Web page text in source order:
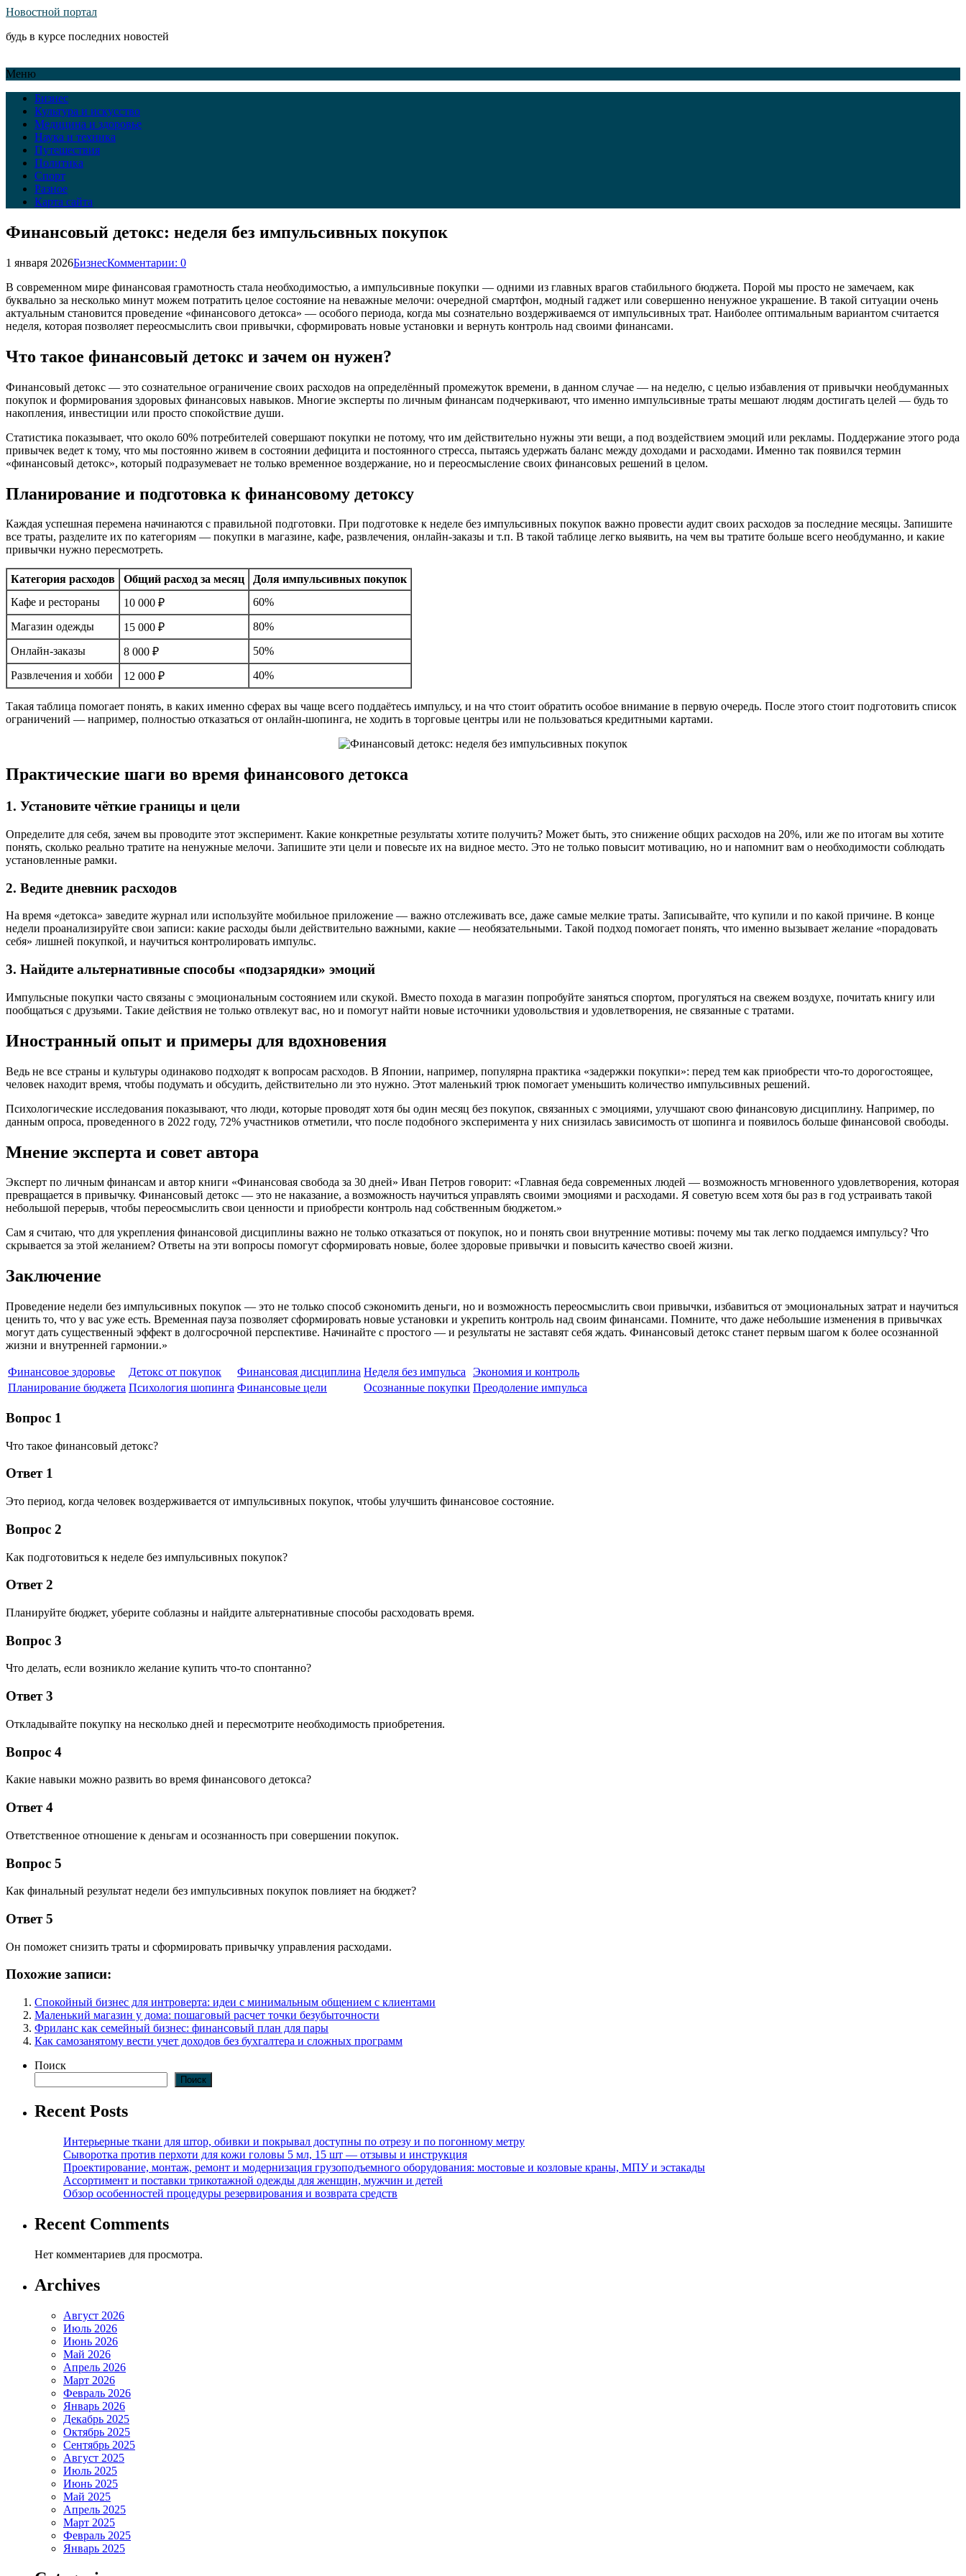
Новостной портал
будь в курсе последних новостей
Меню
Бизнес
Культура и искусство
Медицина и здоровье
Наука и техника
Путешествия
Политика
Спорт
Разное
Карта сайта
Финансовый детокс: неделя без импульсивных покупок
1 января 2026БизнесКомментарии: 0
В современном мире финансовая грамотность стала необходимостью, а импульсивные покупки — одними из главных врагов стабильного бюджета. Порой мы просто не замечаем, как
буквально за несколько минут можем потратить целое состояние на неважные мелочи: очередной смартфон, модный гаджет или совершенно ненужное украшение. В такой ситуации очень
актуальным становится проведение «финансового детокса» — особого периода, когда мы сознательно воздерживаемся от импульсивных трат. Наиболее оптимальным вариантом считается
неделя, которая позволяет переосмыслить свои привычки, сформировать новые установки и вернуть контроль над своими финансами.
Что такое финансовый детокс и зачем он нужен?
Финансовый детокс — это сознательное ограничение своих расходов на определённый промежуток времени, в данном случае — на неделю, с целью избавления от привычки необдуманных
покупок и формирования здоровых финансовых навыков. Многие эксперты по личным финансам подчеркивают, что именно импульсивные траты мешают людям достигать целей — будь то
накопления, инвестиции или просто спокойствие души.
Статистика показывает, что около 60% потребителей совершают покупки не потому, что им действительно нужны эти вещи, а под воздействием эмоций или рекламы. Поддержание этого рода
привычек ведет к тому, что мы постоянно живем в состоянии дефицита и постоянного стресса, пытаясь удержать баланс между доходами и расходами. Именно так появился термин
«финансовый детокс», который подразумевает не только временное воздержание, но и переосмысление своих финансовых решений в целом.
Планирование и подготовка к финансовому детоксу
Каждая успешная перемена начинаются с правильной подготовки. При подготовке к неделе без импульсивных покупок важно провести аудит своих расходов за последние месяцы. Запишите
все траты, разделите их по категориям — покупки в магазине, кафе, развлечения, онлайн-заказы и т.п. В такой таблице легко выявить, на чем вы тратите больше всего необдуманно, и какие
привычки нужно пересмотреть.
Категория расходов Общий расход за месяц
Доля импульсивных покупок
Кафе и рестораны
10 000 ₽
60%
Магазин одежды
15 000 ₽
80%
Онлайн-заказы
8 000 ₽
50%
Развлечения и хобби
12 000 ₽ 40%
Такая таблица помогает понять, в каких именно сферах вы чаще всего поддаётесь импульсу, и на что стоит обратить особое внимание в первую очередь. После этого стоит подготовить список
ограничений — например, полностью отказаться от онлайн-шопинга, не ходить в торговые центры или не пользоваться кредитными картами.
Практические шаги во время финансового детокса
1. Установите чёткие границы и цели
Определите для себя, зачем вы проводите этот эксперимент. Какие конкретные результаты хотите получить? Может быть, это снижение общих расходов на 20%, или же по итогам вы хотите
понять, сколько реально тратите на ненужные мелочи. Запишите эти цели и повесьте их на видное место. Это не только повысит мотивацию, но и напомнит вам о необходимости соблюдать
установленные рамки.
2. Ведите дневник расходов
На время «детокса» заведите журнал или используйте мобильное приложение — важно отслеживать все, даже самые мелкие траты. Записывайте, что купили и по какой причине. В конце
недели проанализируйте свои записи: какие расходы были действительно важными, какие — необязательными. Такой подход помогает понять, что именно вызывает желание «порадовать
себя» лишней покупкой, и научиться контролировать импульс.
3. Найдите альтернативные способы «подзарядки» эмоций
Импульсные покупки часто связаны с эмоциональным состоянием или скукой. Вместо похода в магазин попробуйте заняться спортом, прогуляться на свежем воздухе, почитать книгу или
пообщаться с друзьями. Такие действия не только отвлекут вас, но и помогут найти новые источники удовольствия и удовлетворения, не связанные с тратами.
Иностранный опыт и примеры для вдохновения
Ведь не все страны и культуры одинаково подходят к вопросам расходов. В Японии, например, популярна практика «задержки покупки»: перед тем как приобрести что-то дорогостоящее,
человек находит время, чтобы подумать и обсудить, действительно ли это нужно. Этот маленький трюк помогает уменьшить количество импульсивных решений.
Психологические исследования показывают, что люди, которые проводят хотя бы один месяц без покупок, связанных с эмоциями, улучшают свою финансовую дисциплину. Например, по
данным опроса, проведенного в 2022 году, 72% участников отметили, что после подобного эксперимента у них снизилась зависимость от шопинга и появилось больше финансовой свободы.
Мнение эксперта и совет автора
Эксперт по личным финансам и автор книги «Финансовая свобода за 30 дней» Иван Петров говорит: «Главная беда современных людей — возможность мгновенного удовлетворения, которая
превращается в привычку. Финансовый детокс — это не наказание, а возможность научиться управлять своими эмоциями и расходами. Я советую всем хотя бы раз в год устраивать такой
небольшой перерыв, чтобы переосмыслить свои ценности и приобрести контроль над собственным бюджетом.»
Сам я считаю, что для укрепления финансовой дисциплины важно не только отказаться от покупок, но и понять свои внутренние мотивы: почему мы так легко поддаемся импульсу? Что
скрывается за этой желанием? Ответы на эти вопросы помогут сформировать новые, более здоровые привычки и повысить качество своей жизни.
Заключение
Проведение недели без импульсивных покупок — это не только способ сэкономить деньги, но и возможность переосмыслить свои привычки, избавиться от эмоциональных затрат и научиться
ценить то, что у вас уже есть. Временная пауза позволяет сформировать новые установки и укрепить контроль над своим финансами. Помните, что даже небольшие изменения в привычках
могут дать существенный эффект в долгосрочной перспективе. Начинайте с простого — и результаты не заставят себя ждать. Финансовый детокс станет первым шагом к более осознанной
жизни и внутренней гармонии.»
Финансовое здоровье Детокс от покупок Финансовая дисциплина Неделя без импульса
Экономия и контроль
Планирование бюджета Психология шопинга Финансовые цели Осознанные покупки Преодоление импульса
Вопрос 1
Что такое финансовый детокс?
Ответ 1
Это период, когда человек воздерживается от импульсивных покупок, чтобы улучшить финансовое состояние.
Вопрос 2
Как подготовиться к неделе без импульсивных покупок?
Ответ 2
Планируйте бюджет, уберите соблазны и найдите альтернативные способы расходовать время.
Вопрос 3
Что делать, если возникло желание купить что-то спонтанно?
Ответ 3
Откладывайте покупку на несколько дней и пересмотрите необходимость приобретения.
Вопрос 4
Какие навыки можно развить во время финансового детокса?
Ответ 4
Ответственное отношение к деньгам и осознанность при совершении покупок.
Вопрос 5
Как финальный результат недели без импульсивных покупок повлияет на бюджет?
Ответ 5
Он поможет снизить траты и сформировать привычку управления расходами.
Похожие записи:
Спокойный бизнес для интроверта: идеи с минимальным общением с клиентами
Маленький магазин у дома: пошаговый расчет точки безубыточности
Фриланс как семейный бизнес: финансовый план для пары
Как самозанятому вести учет доходов без бухгалтера и сложных программ
Поиск
Поиск
Recent Posts
Интерьерные ткани для штор, обивки и покрывал доступны по отрезу и по погонному метру
Сыворотка против перхоти для кожи головы 5 мл, 15 шт — отзывы и инструкция
Проектирование, монтаж, ремонт и модернизация грузоподъемного оборудования: мостовые и козловые краны, МПУ и эстакады
Ассортимент и поставки трикотажной одежды для женщин, мужчин и детей
Обзор особенностей процедуры резервирования и возврата средств
Recent Comments
Нет комментариев для просмотра.
Archives
Август 2026
Июль 2026
Июнь 2026
Май 2026
Апрель 2026
Март 2026
Февраль 2026
Январь 2026
Декабрь 2025
Октябрь 2025
Сентябрь 2025
Август 2025
Июль 2025
Июнь 2025
Май 2025
Апрель 2025
Март 2025
Февраль 2025
Январь 2025